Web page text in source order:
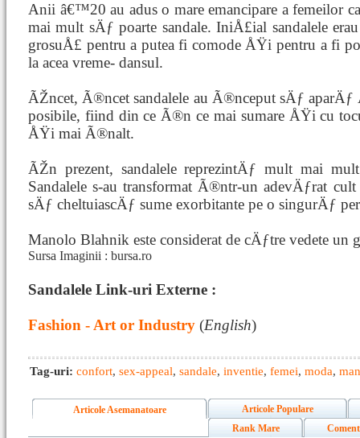
Anii â€™20 au adus o mare emancipare a femeilor
mai mult sÄƒ poarte sandale. IniÅ£ial sandalele
grosuÅ£ pentru a putea fi comode ÅŸi pentru a fi
la acea vreme- dansul.
ÃŽncet, Ã®ncet sandalele au Ã®nceput sÄƒ
posibile, fiind din ce Ã®n ce mai sumare ÅŸi cu
ÅŸi mai Ã®nalt.
ÃŽn prezent, sandalele reprezintÄƒ mult mai
Sandalele s-au transformat Ã®ntr-un adevÄƒrat
sÄƒ cheltuiascÄƒ sume exorbitante pe o singurÄƒ
Manolo Blahnik este considerat de cÄƒtre vedete un
Sursa Imaginii : bursa.ro
Sandalele Link-uri Externe :
Fashion - Art or Industry (English)
Tag-uri: confort, sex-appeal, sandale, inventie, femei, moda,
Articole Asemanatoare
Articole Populare
Rank Mare